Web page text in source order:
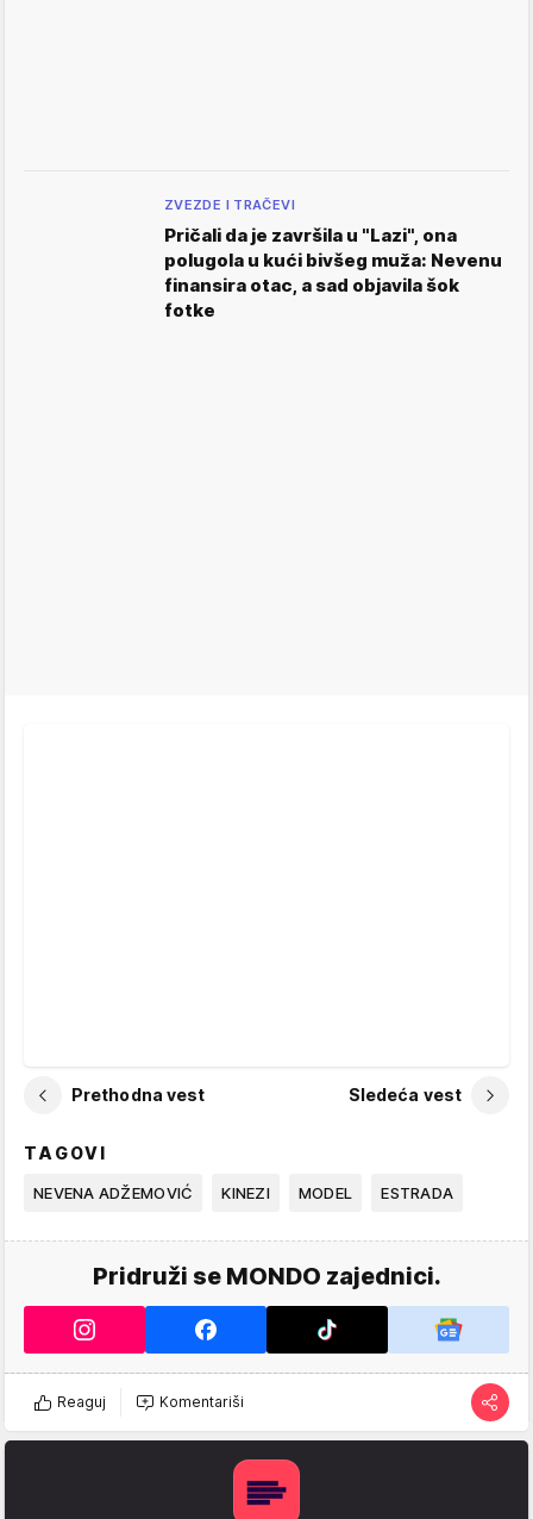
ZVEZDE I TRAČEVI
Pričali da je završila u "Lazi", ona
polugola u kući bivšeg muža: Nevenu
finansira otac, a sad objavila šok
fotke
Prethodna vest Sledeća vest
TAGOVI
NEVENA ADŽEMOVIĆ KINEZI MODEL ESTRADA
Pridruži se MONDO zajednici.
Reaguj Komentariši